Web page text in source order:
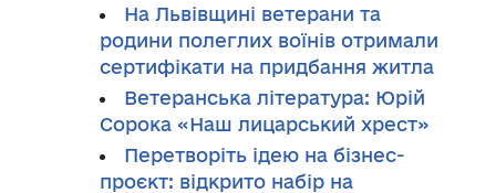
На Львівщині ветерани та
родини полеглих воїнів отримали
сертифікати на придбання житла
Ветеранська література: Юрій
Сорока «Наш лицарський хрест»
Перетворіть ідею на бізнес-
проєкт: відкрито набір на